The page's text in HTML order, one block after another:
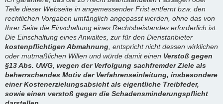
Teile dieser Webseite in angemessender Frist entfernt bzw. den
rechtlichen Vorgaben umfänglich angepasst werden, ohne das von
Ihrer Seite die Einschaltung eines Rechtsbeistandes erforderlich ist.
Die Einschaltung eines Anwaltes, zur für den Dienstanbieter
kostenpflichtigen Abmahnung , entspricht nicht dessen wirklichen
oder mutmaßlichen Willen und würde damit einen Verstoß gegen
§13 Abs. UWG, wegen der Verfolgung sachfremder Ziele als
beherrschendes Motiv der Verfahrenseinleitung, insbesondere
einer Kostenerzielungsabsicht als eigentliche Treibfeder,
sowie einen verstoß gegen die Schadensminderungspflicht